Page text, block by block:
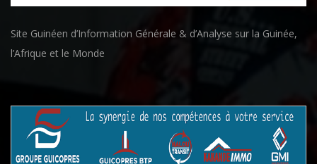
Site Guinéen d’Information Générale & d’Analyse sur la Guinée,
l’Afrique et le Monde